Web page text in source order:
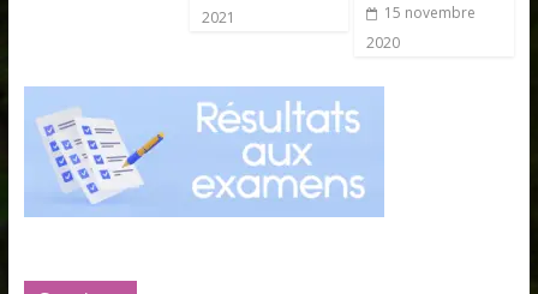
2021
15 novembre
2020